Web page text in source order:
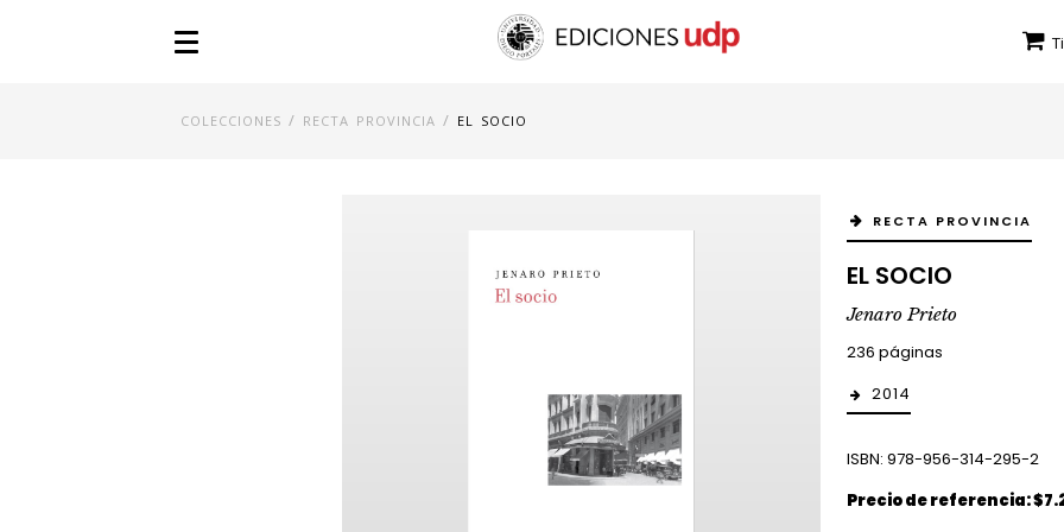
COLECCIONES / RECTA PROVINCIA / EL SOCIO
RECTA PROVINCIA
EL SOCIO
Jenaro Prieto
236 páginas
2014
ISBN: 978-956-314-295-2
Precio de referencia: